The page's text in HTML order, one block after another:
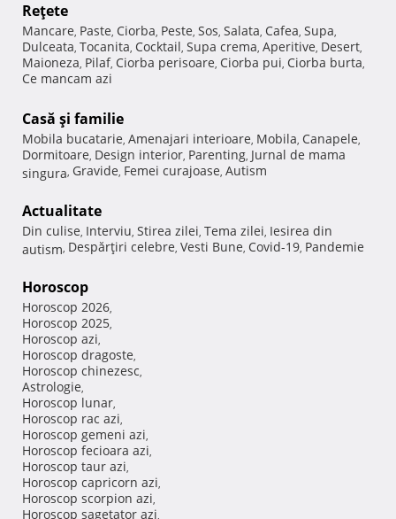
Reţete
Mancare, Paste, Ciorba, Peste, Sos, Salata, Cafea, Supa,
Dulceata, Tocanita, Cocktail, Supa crema, Aperitive, Desert,
Maioneza, Pilaf, Ciorba perisoare, Ciorba pui, Ciorba burta,
Ce mancam azi
Casă şi familie
Mobila bucatarie, Amenajari interioare, Mobila, Canapele,
Dormitoare, Design interior, Parenting, Jurnal de mama
singura, Gravide, Femei curajoase, Autism
Actualitate
Din culise, Interviu, Stirea zilei, Tema zilei, Iesirea din
autism, Despărţiri celebre, Vesti Bune, Covid-19, Pandemie
Horoscop
Horoscop 2026,
Horoscop 2025,
Horoscop azi,
Horoscop dragoste,
Horoscop chinezesc,
Astrologie,
Horoscop lunar,
Horoscop rac azi,
Horoscop gemeni azi,
Horoscop fecioara azi,
Horoscop taur azi,
Horoscop capricorn azi,
Horoscop scorpion azi,
Horoscop sagetator azi,